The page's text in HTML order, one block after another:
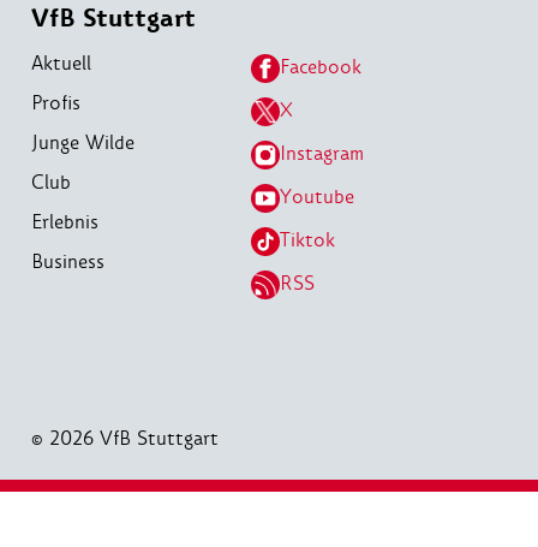
VfB Stuttgart
Aktuell
Profis
Junge Wilde
Club
Erlebnis
Business
Facebook
X
Instagram
Youtube
Tiktok
RSS
© 2026 VfB Stuttgart